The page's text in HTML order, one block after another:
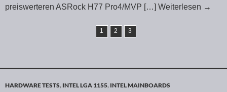
preiswerteren ASRock H77 Pro4/MVP […] Weiterlesen →
1 2 3
HARDWARE TESTS, INTEL LGA 1155, INTEL MAINBOARDS